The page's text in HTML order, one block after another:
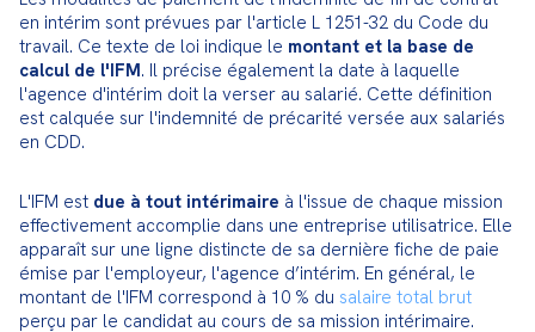
en intérim sont prévues par l'article L 1251-32 du Code du
travail. Ce texte de loi indique le montant et la base de
calcul de l'IFM. Il précise également la date à laquelle
l'agence d'intérim doit la verser au salarié. Cette définition
est calquée sur l'indemnité de précarité versée aux salariés
en CDD.
L'IFM est due à tout intérimaire à l'issue de chaque mission
effectivement accomplie dans une entreprise utilisatrice. Elle
apparaît sur une ligne distincte de sa dernière fiche de paie
émise par l'employeur, l'agence d’intérim. En général, le
montant de l'IFM correspond à 10 % du